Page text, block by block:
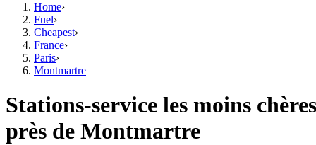
Home›
Fuel›
Cheapest›
France›
Paris›
Montmartre
Stations-service les moins chères
près de Montmartre